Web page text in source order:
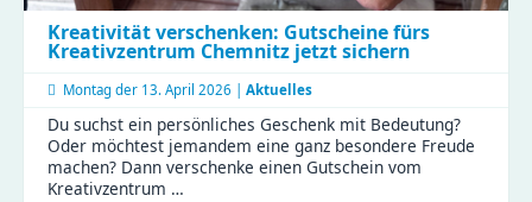
Kreativität verschenken: Gutscheine fürs
Kreativzentrum Chemnitz jetzt sichern
Montag der 13. April 2026 | Aktuelles
Du suchst ein persönliches Geschenk mit Bedeutung?
Oder möchtest jemandem eine ganz besondere Freude
machen? Dann verschenke einen Gutschein vom
Kreativzentrum …